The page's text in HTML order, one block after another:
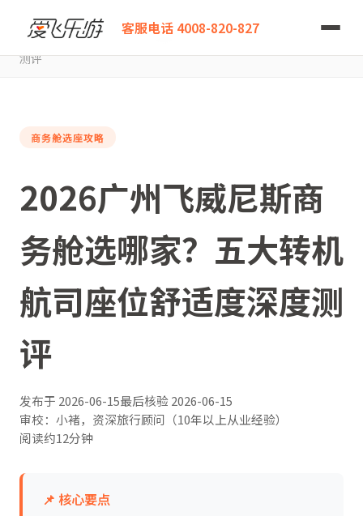
客服电话 4008-820-827
爱飞乐游
2026广州飞威尼斯商务舱选哪家？五大转机航司座位舒适度深度
测评
商务舱选座攻略
2026广州飞威尼斯商
务舱选哪家？五大转机
航司座位舒适度深度测
评
发布于 2026-06-15最后核验2026-06-15
审校：小褚，资深旅行顾问（10年以上从业经验）
阅读约12分钟
📌 核心要点